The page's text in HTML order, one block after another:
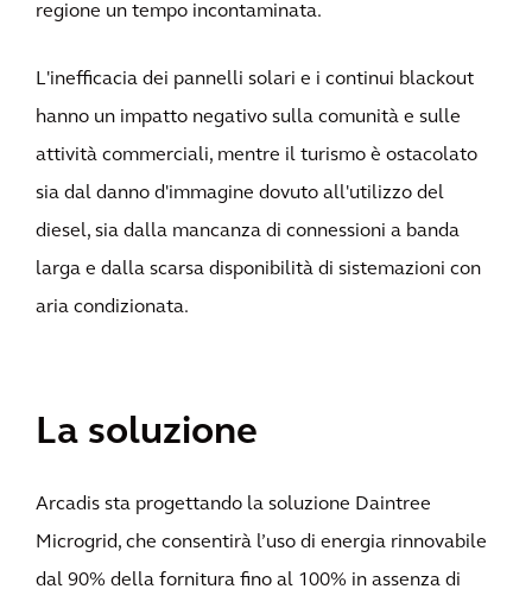
regione un tempo incontaminata.
L'inefficacia dei pannelli solari e i continui blackout
hanno un impatto negativo sulla comunità e sulle
attività commerciali, mentre il turismo è ostacolato
sia dal danno d'immagine dovuto all'utilizzo del
diesel, sia dalla mancanza di connessioni a banda
larga e dalla scarsa disponibilità di sistemazioni con
aria condizionata.
La soluzione
Arcadis sta progettando la soluzione Daintree
Microgrid, che consentirà l’uso di energia rinnovabile
dal 90% della fornitura fino al 100% in assenza di